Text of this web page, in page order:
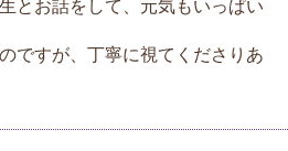
とお話をして、元気もいっぱい
ですが、丁寧に視てくださりあ